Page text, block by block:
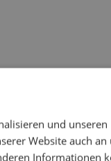
Frauen
kostenlos
und
Website auch an
Informationen